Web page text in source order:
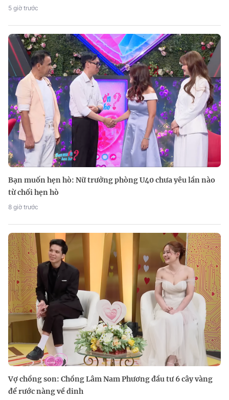
5 giờ trước
Bạn muốn hẹn hò: Nữ trưởng phòng U40 chưa yêu lần nào
từ chối hẹn hò
8 giờ trước
Vợ chồng son: Chồng Lâm Nam Phương đầu tư 6 cây vàng
để rước nàng về dinh